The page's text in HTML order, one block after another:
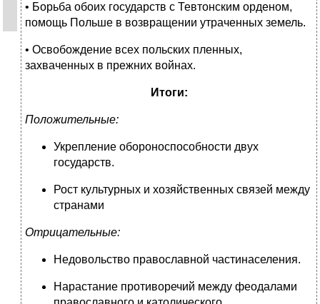
• Борьба обоих государств с Тевтонским орденом,
помощь Польше в возвращении утраченных земель.
• Освобождение всех польских пленных,
захваченных в прежних войнах.
Итоги:
Положительные:
Укрепление обороноспособности двух
государств.
Рост культурных и хозяйственных связей между
странами
Отрицательные:
Недовольство православной частинаселения.
Нарастание противоречий между феодалами